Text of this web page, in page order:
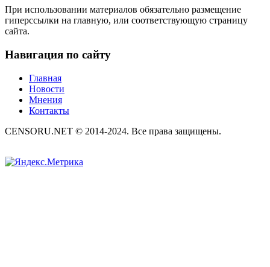
При использовании материалов обязательно размещение
гиперссылки на главную, или соответствующую страницу
сайта.
Навигация по сайту
Главная
Новости
Мнения
Контакты
CENSORU.NET © 2014-2024. Все права защищены.